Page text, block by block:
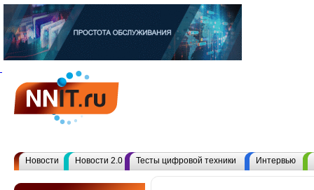
Новости Новости 2.0 Тесты цифровой техники Интервью